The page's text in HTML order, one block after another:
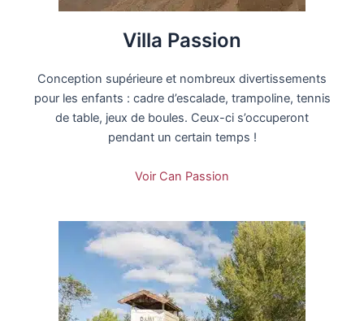
Villa Passion
Conception supérieure et nombreux divertissements
pour les enfants : cadre d’escalade, trampoline, tennis
de table, jeux de boules. Ceux-ci s’occuperont
pendant un certain temps !
Voir Can Passion